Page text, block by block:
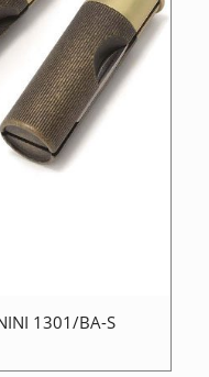
1301/ΒΑ-S